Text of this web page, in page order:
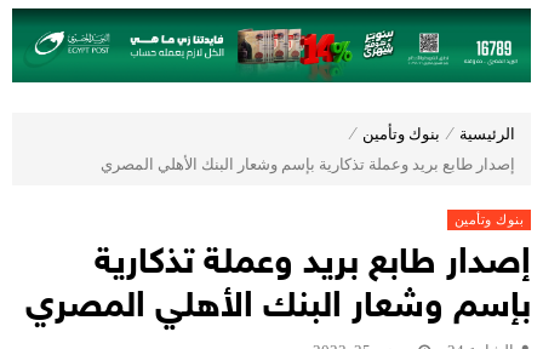
الرئيسية ⁄ بنوك وتأمين ⁄
إصدار طابع بريد وعملة تذكارية بإسم وشعار البنك الأهلي المصري
بنوك وتأمين
إصدار طابع بريد وعملة تذكارية
بإسم وشعار البنك الأهلي المصري